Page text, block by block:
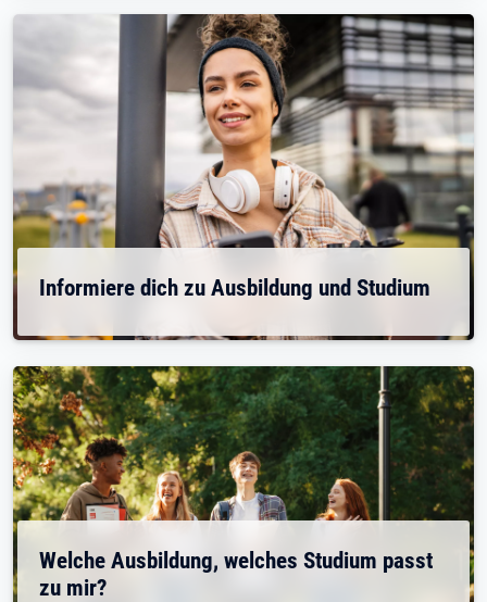
Informiere dich zu Ausbildung und Studium
Welche Ausbildung, welches Studium passt
zu mir?